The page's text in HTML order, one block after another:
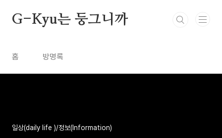
G-Kyu는 둥그니까
홈 방명록
일상(daily life )/정보(Information)